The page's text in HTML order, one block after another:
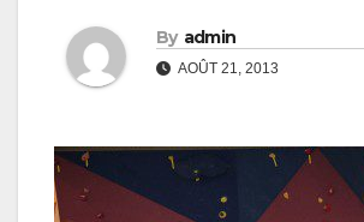
By admin
AOÛT 21, 2013